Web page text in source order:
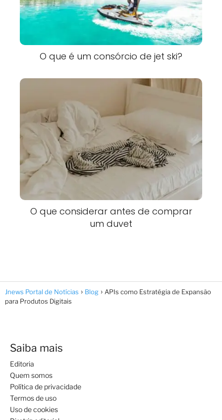
O que é um consórcio de jet ski?
O que considerar antes de comprar
um duvet
Jnews Portal de Notícias Blog
APIs como Estratégia de Expansão
para Produtos Digitais
Saiba mais
Editoria
Quem somos
Política de privacidade
Termos de uso
Uso de cookies